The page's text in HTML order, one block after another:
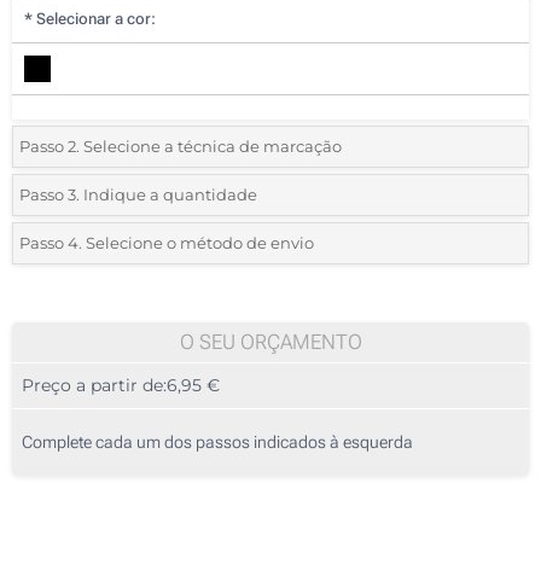
* Selecionar a cor:
Passo 2. Selecione a técnica de marcação
*Selecione o tipo de marcação e as cores do logotipo:
1 Cor (Parte superior)
3 Cores (Parte superior)
Passo 3. Indique a quantidade
*Quantidade mínima:5
10
25
Passo 4. Selecione o método de envio
O SEU ORÇAMENTO
Preço a partir de:6,95 €
Complete cada um dos passos indicados à esquerda